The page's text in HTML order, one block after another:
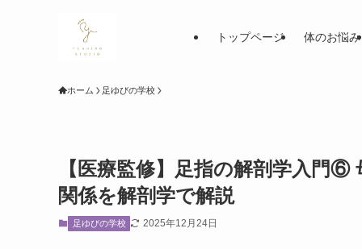
トップページ 体のお悩み
ホーム 足ゆびの学校
【医療監修】足指の解剖学入門
関係を解剖学で解説
足ゆびの学校 2025年12月24日